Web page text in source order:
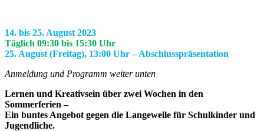
14. bis 25. August 2023
Täglich 09:30 bis 15:30 Uhr
25. August (Freitag), 13:00 Uhr – Abschlusspräsentation
Anmeldung und Programm weiter unten
Lernen und Kreativsein über zwei Wochen in den
Sommerferien –
Ein buntes Angebot gegen die Langeweile für Schulkinder und
Jugendliche.